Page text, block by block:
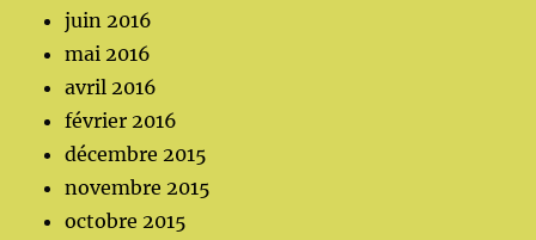
juin 2016
mai 2016
avril 2016
février 2016
décembre 2015
novembre 2015
octobre 2015